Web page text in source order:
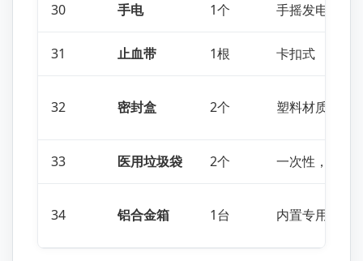
30 手电 1个 手摇发电
31 止血带 1根 卡扣式
32 密封盒 2个 塑料材质
33 医用垃圾袋 2个 一次性，防护
34 铝合金箱 1台 内置专用EVA槽